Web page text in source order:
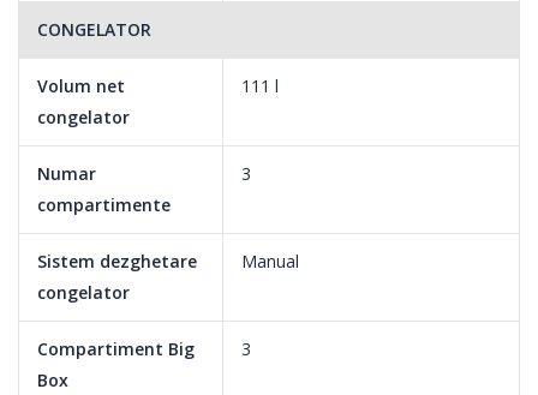
CONGELATOR
Volum net
congelator
111 l
Numar
compartimente
3
Sistem dezghetare
congelator
Manual
Compartiment Big
Box
3